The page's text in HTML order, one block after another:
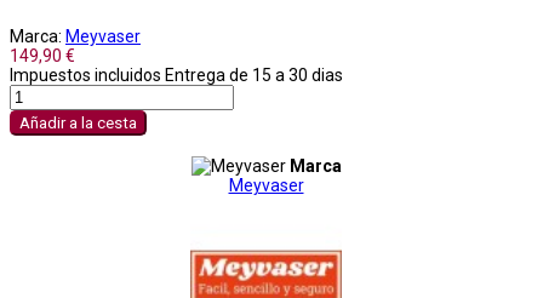
Marca: Meyvaser
149,90 €
Impuestos incluidos Entrega de 15 a 30 dias
Añadir a la cesta
Marca
Meyvaser